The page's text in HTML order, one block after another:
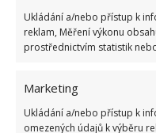
Ukládání a/nebo přístup k
reklam, Měření výkonu
prostřednictvím statistik
Marketing
Ukládání a/nebo přístup k
omezených údajů k výběru
denního světla.
zeleně poblíž –rostliny
o menšíhome offis
panuje chaos a
práce netěšila.